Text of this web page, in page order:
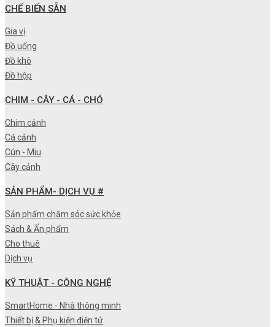
CHẾ BIẾN SẴN
Gia vị
Đồ uống
Đồ khô
Đồ hộp
CHIM - CÂY - CÁ - CHÓ
Chim cảnh
Cá cảnh
Cún - Miu
Cây cảnh
SẢN PHẨM- DỊCH VỤ #
Sản phẩm chăm sóc sức khỏe
Sách & Ấn phẩm
Cho thuê
Dịch vụ
KỸ THUẬT - CÔNG NGHỆ
SmartHome - Nhà thông minh
Thiết bị & Phụ kiện điện tử